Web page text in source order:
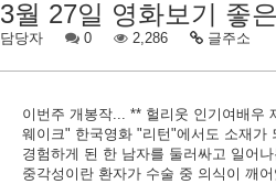
3월 27일 영화보기 좋
담당자 0 2,286 글주소
이번주 개봉작... ** 헐리웃 인기여배우
웨이크" 한국영화 "리턴"에서도 소재가
경험하게 된 한 남자를 둘러싸고 일어
중각성이란 환자가 수술 중 의식이 깨